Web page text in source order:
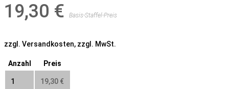
19,30 € Basis-Staffel-Preis
zzgl. Versandkosten, zzgl. MwSt.
Anzahl Preis
1 19,30 €